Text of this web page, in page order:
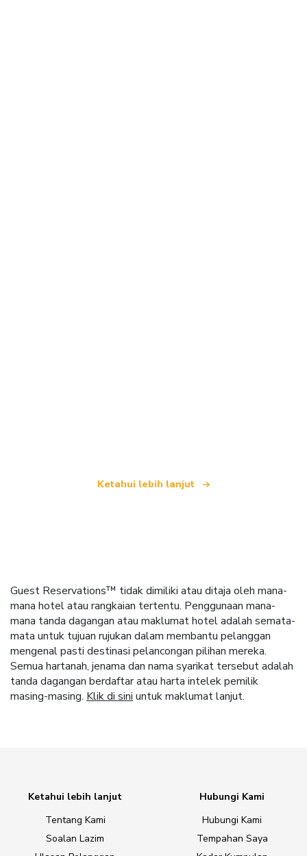
Ketahui lebih lanjut
Guest Reservations™ tidak dimiliki atau ditaja oleh mana-
mana hotel atau rangkaian tertentu. Penggunaan mana-
mana tanda dagangan atau maklumat hotel adalah semata-
mata untuk tujuan rujukan dalam membantu pelanggan
mengenal pasti destinasi pelancongan pilihan mereka.
Semua hartanah, jenama dan nama syarikat tersebut adalah
tanda dagangan berdaftar atau harta intelek pemilik
masing-masing. Klik di sini untuk maklumat lanjut.
Ketahui lebih lanjut
Tentang Kami
Soalan Lazim
Hubungi Kami
Hubungi Kami
Tempahan Saya